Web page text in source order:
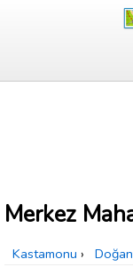
Merkez
Kastamonu ›